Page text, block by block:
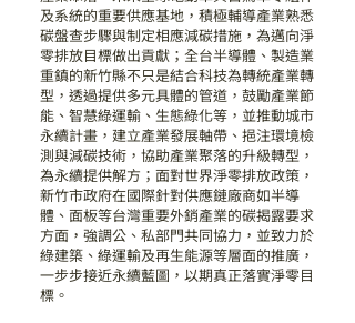
及系統的重要供應基地，積極輔導產業熟悉
碳盤查步驟與制定相應減碳措施，為邁向淨
零排放目標做出貢獻；全台半導體、製造業
重鎮的新竹縣不只是結合科技為轉統產業轉
型，透過提供多元具體的管道，鼓勵產業節
能、智慧綠運輸、生態綠化等，並推動城市
永續計畫，建立產業發展軸帶、挹注環境檢
測與減碳技術，協助產業聚落的升級轉型，
為永續提供解方；面對世界淨零排放政策，
新竹市政府在國際針對供應鏈廠商如半導
體、面板等台灣重要外銷產業的碳揭露要求
方面，強調公、私部門共同協力，並致力於
綠建築、綠運輸及再生能源等層面的推廣，
一步步接近永續藍圖，以期真正落實淨零目
標。